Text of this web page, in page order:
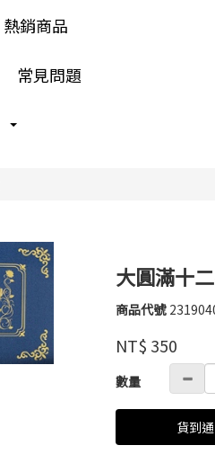
熱銷商品
常見問題
大圓滿十
商品代號
品牌
智
慧
輪
NT$ 350
數量
貨到